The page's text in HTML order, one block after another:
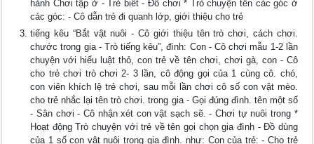
hành Chơi tập ở - Trẻ biết - Đồ chơi * Trò chuyện tên các góc ở
các góc: - Cô dẫn trẻ đi quanh lớp, giới thiệu cho trẻ
tiếng kêu “Bắt vật nuôi - Cô giới thiệu tên trò chơi, cách chơi.
chước trong gia - Trò tiếng kêu”, đình: Con - Cô chơi mẫu 1-2 lần
chuyện với hiểu luật thỏ, con trẻ về tên chơi, chơi gà, con - Cô
cho trẻ chơi trò chơi 2- 3 lần, cô động gọi của 1 cùng cô. chó,
con viên khích lệ trẻ chơi, sau mỗi lần chơi cô số con vật mèo.
cho trẻ nhắc lại tên trò chơi. trong gia - Gọi đúng đình. tên một số
- Sân chơi - Cô nhận xét con vật sạch sẽ. - Chơi tự nuôi trong *
Hoạt động Trò chuyện với trẻ về tên gọi chọn gia đình - Đồ dùng
của 1 số con vật nuôi trong gia đình. như: Con của trẻ: - Cho trẻ